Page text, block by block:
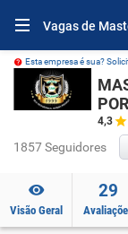
Esta empresa é sua?
4,3
1857 Seguidores
Visão Geral
29